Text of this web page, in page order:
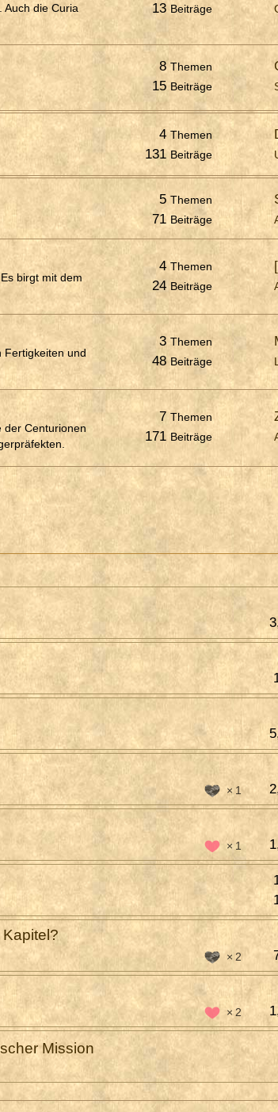
Auch die Curia
Beiträge
13
Themen
8
Beiträge
15
Themen
4
Beiträge
131
Themen
5
Beiträge
71
birgt mit dem
Themen
4
Beiträge
24
Fertigkeiten und
Themen
3
Beiträge
48
der Centurionen
Themen
7
Beiträge
171
1
1
2
2
Mission